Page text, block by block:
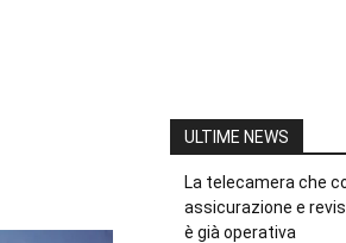
ULTIME NEWS
La telecamera che
assicurazione e
è già operativa